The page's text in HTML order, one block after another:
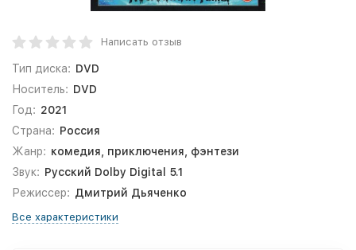
Написать отзыв
Тип диска: DVD
Носитель: DVD
Год: 2021
Страна: Россия
Жанр: комедия, приключения, фэнтези
Звук: Русский Dolby Digital 5.1
Режиссер: Дмитрий Дьяченко
Все характеристики